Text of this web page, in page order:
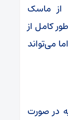
از ماسک
کامل از
می‌تواند
در صورت